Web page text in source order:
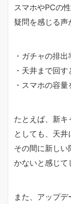
スマホやPCの
疑問を感じる声
・ガチャの排
・天井まで回
・スマホの容
たとえば、新キ
としても、天井
その間に新しい
かないと感じて
また、アップ